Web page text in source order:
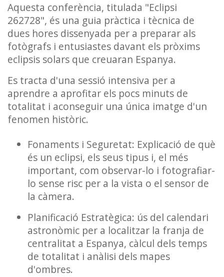
Aquesta conferència, titulada "Eclipsi
262728", és una guia pràctica i tècnica de
dues hores dissenyada per a preparar als
fotògrafs i entusiastes davant els pròxims
eclipsis solars que creuaran Espanya.
Es tracta d'una sessió intensiva per a
aprendre a aprofitar els pocs minuts de
totalitat i aconseguir una única imatge d'un
fenomen històric.
Fonaments i Seguretat: Explicació de què
és un eclipsi, els seus tipus i, el més
important, com observar-lo i fotografiar-
lo sense risc per a la vista o el sensor de
la càmera.
Planificació Estratègica: ús del calendari
astronòmic per a localitzar la franja de
centralitat a Espanya, càlcul dels temps
de totalitat i anàlisi dels mapes
d'ombres.